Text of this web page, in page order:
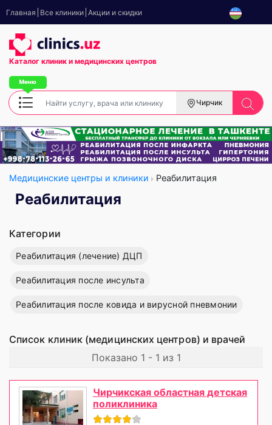
Главная Все клиники Акции и скидки
Каталог клиник и медицинских центров
Чирчик
Медицинские центры и клиники Реабилитация
Реабилитация
Категории
Реабилитация (лечение) ДЦП
Реабилитация после инсульта
Реабилитация после ковида и вирусной пневмонии
Список клиник (медицинских центров) и врачей
Показано 1 - 1 из 1
Чирчикская областная детская
поликлиника